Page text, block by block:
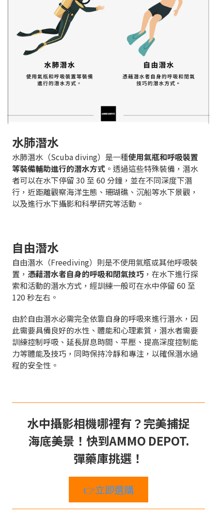
水肺潛水
水肺潛水（Scuba diving）是一種使用氣瓶和呼吸裝置
等裝備輔助進行的潛水方式 。透過這些特殊裝備，潛水
者可以在水下停留 30 至 60 分鐘，並在不同深度下潛
行，近距離觀察海洋生態、珊瑚礁、沉船等水下景觀，
以及進行水下攝影和科學研究等活動。
自由潛水
自由潛水（Freediving）則是不使用氣瓶或其他呼吸裝
置， 憑藉潛水者自身的呼吸和閉氣技巧 ，在水下進行探
索和活動的潛水方式，經訓練一般可在水中停留 60 至
120 秒左右。
由於自由潛水必需完全依靠自身的呼吸來進行潛水，因
此需要具備良好的水性、體能和心理素質，潛水者需要
訓練控制呼吸、延長屏息時間、平壓、提高深度控制能
力等體能及技巧，同時保持冷靜和專注，以確保潛水過
程的安全性。
水中攝影相機哪裡有？完美捕捉
海底美景！快到AMMO DEPOT.
彈藥庫挑選！
👉立即選購